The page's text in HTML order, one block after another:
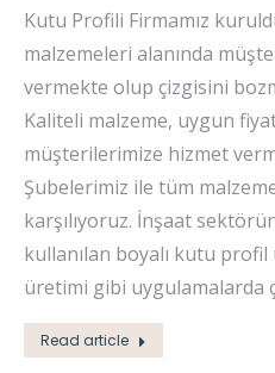
Kutu Profili Firmamız
malzemeleri alanında
vermekte olup çizgisini
Kaliteli malzeme, uygun
müşterilerimize hizmet
Şubelerimiz ile tüm malzeme
karşılıyoruz. İnşaat
kullanılan boyalı kutu
üretimi gibi uygulamalarda
Read article